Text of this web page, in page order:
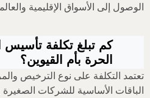
الوصول إلى الأسواق الإقليمية
كم تبلغ تكلفة
الحرة بأم القيوين؟
تعتمد التكلفة على نوع الترخيص
الباقات الأساسية للشركات